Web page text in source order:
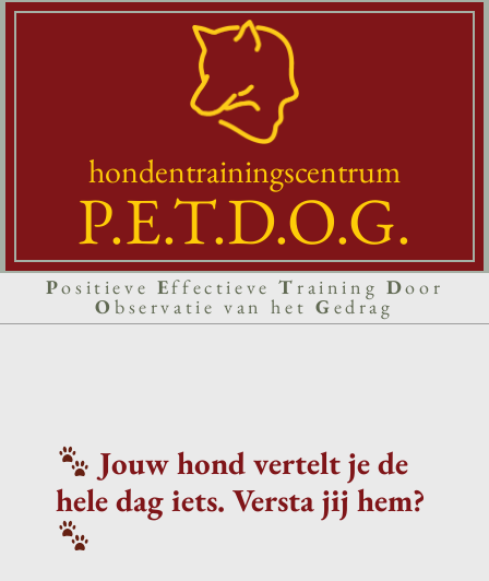
Skip
hondentrainingscentrum
P.E.T.D.O.G.
Secondary
Positieve EffectieveTraining Door
Observatie van het Gedrag
Jouw hond vertelt je de
hele dag iets. Versta jij hem?